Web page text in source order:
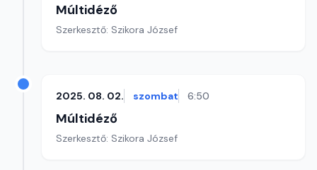
Múltidéző
Szerkesztő: Szikora József
2025. 08. 02. szombat 6:50
Múltidéző
Szerkesztő: Szikora József